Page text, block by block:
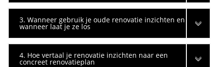
3. Wanneer gebruik je oude renovatie inzichten en
wanneer laat je ze los
4. Hoe vertaal je renovatie inzichten naar een
concreet renovatieplan